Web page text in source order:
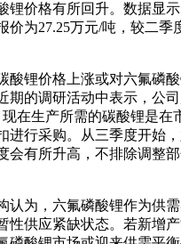
锂价格有所回升。数据显
价为27.25万元/吨，较二季
锂价格上涨或对六氟磷酸
期的调研活动中表示，公
在生产所需的碳酸锂是在
进行采购。从三季度开始
会有所升高，不排除调整
认为，六氟磷酸锂作为供
性供应紧缺状态。若新增